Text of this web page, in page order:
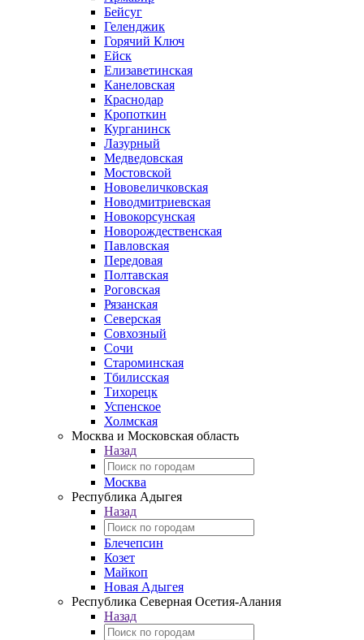
Бейсуг
Геленджик
Горячий Ключ
Ейск
Елизаветинская
Канеловская
Краснодар
Кропоткин
Курганинск
Лазурный
Медведовская
Мостовской
Нововеличковская
Новодмитриевская
Новокорсунская
Новорождественская
Павловская
Передовая
Полтавская
Роговская
Рязанская
Северская
Совхозный
Сочи
Староминская
Тбилисская
Тихорецк
Успенское
Холмская
Москва и Московская область
Назад
Москва
Республика Адыгея
Назад
Блечепсин
Козет
Майкоп
Новая Адыгея
Республика Северная Осетия-Алания
Назад